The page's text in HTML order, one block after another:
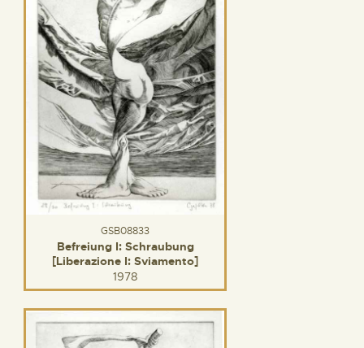
GSB08833
Befreiung I: Schraubung
[Liberazione I: Sviamento]
1978